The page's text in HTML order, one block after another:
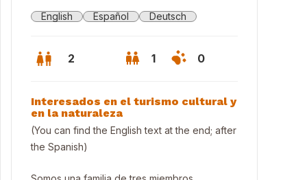
English Español Deutsch
2 1 0
Interesados en el turismo cultural y
en la naturaleza
(You can find the English text at the end; after
the Spanish)